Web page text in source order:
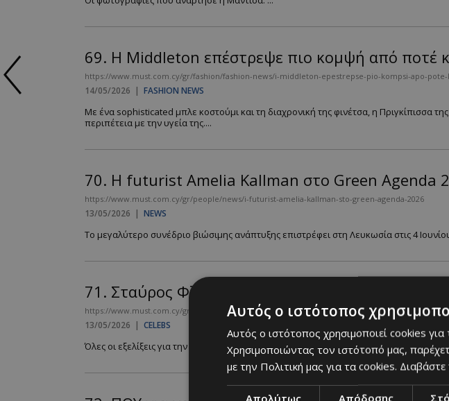
69. Η Middleton επέστρεψε πιο κομψή από ποτέ
https://www.must.com.cy/gr/fashion/fashion-news/i-middleton-epestrepse-pio-kompsi-apo-
14/05/2026 | FASHION NEWS
Με ένα sophisticated μπλε κοστούμι και τη διαχρονική της φινέτσα, η Πριγκίπισσα
περιπέτεια με την υγεία της....
70. Η futurist Amelia Kallman στο Green Agenda
https://www.must.com.cy/gr/people/news/i-futurist-amelia-kallman-sto-green-agenda-2026
13/05/2026 | NEWS
Το μεγαλύτερο συνέδριο βιώσιμης ανάπτυξης επιστρέφει στη Λευκωσία στις 4
71. Σταύρος Φλώρος: Ανέκτησε τις αισθήσεις του
https://www.must.com.cy/gr/people/celebs/stayros-flwros-anektise-tis-aisthiseis-toy-meta-ton-
13/05/2026 | CELEBS
Όλες οι εξελίξεις για την κατάσταση του 22χρονου παίκτη του Survivor. ...
Αυτός ο ιστότοπος
Αυτός ο ιστότοπος χρησιμοποιεί cookies
Χρησιμοποιώντας τον ιστότοπό μας,
με την Πολιτική μας για τα cookies.
Απολύτως
Απόδοσης